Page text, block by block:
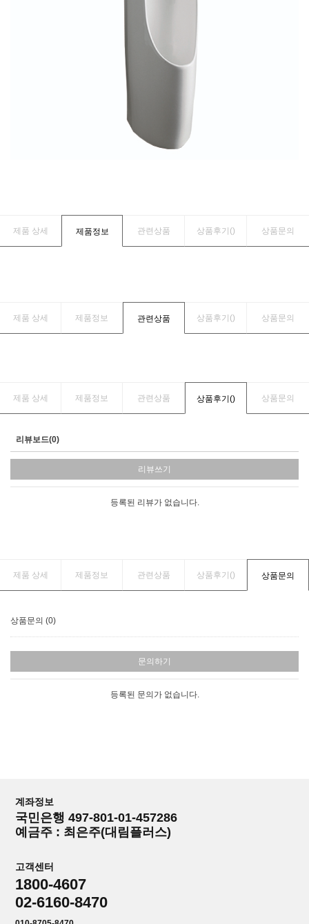
제품 상세 제품정보 관련상품 상품후기() 상품문의
제품 상세 제품정보 관련상품 상품후기() 상품문의
제품 상세 제품정보 관련상품 상품후기() 상품문의
리뷰보드(0)
리뷰쓰기
등록된 리뷰가 없습니다.
제품 상세 제품정보 관련상품 상품후기() 상품문의
상품문의 (0)
문의하기
등록된 문의가 없습니다.
계좌정보
국민은행 497-801-01-457286
예금주 : 최은주(대림플러스)
고객센터
1800-4607
02-6160-8470